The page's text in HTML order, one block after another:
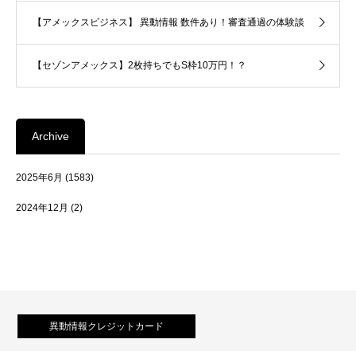
【アメックスビジネス】 異動情報 数件あり！審査通過の体験談
【セゾンアメックス】2枚持ちでもS枠10万円！？
Archive
2025年6月 (1583)
2024年12月 (2)
異動情報クレジットカード